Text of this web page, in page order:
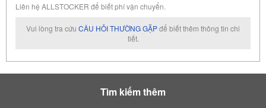
Liên hệ ALLSTOCKER để biết phí vận chuyển.
Vui lòng tra cứu CÂU HỎI THƯỜNG GẶPđể biết thêm thông tin chi
tiết.
Tìm kiếm thêm